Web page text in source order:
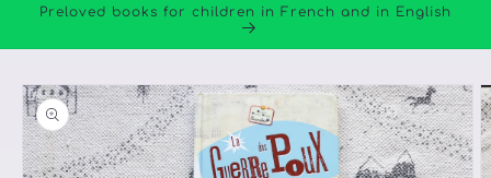
Preloved books for children in French and in English
Skip to
product
information